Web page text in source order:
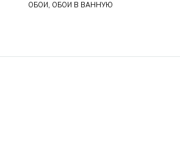
ОБОИ, ОБОИ В ВАННУЮ